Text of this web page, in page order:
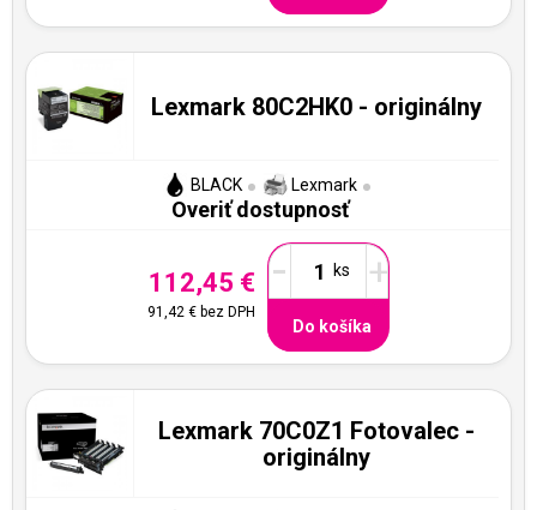
Lexmark 80C2HK0 - originálny
BLACK Lexmark
Overiť dostupnosť
112,45 €
91,42 € bez DPH
- +
Do košíka
Lexmark 70C0Z1 Fotovalec -
originálny